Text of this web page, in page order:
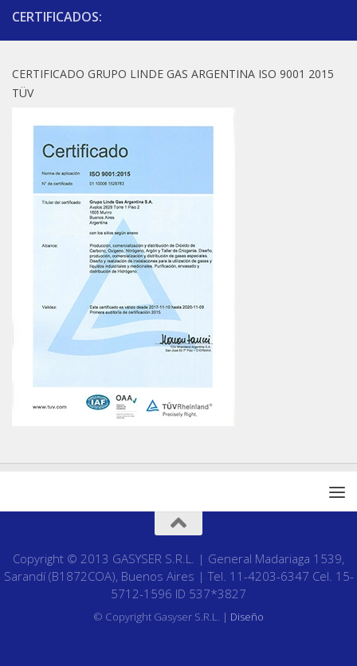
CERTIFICADOS:
CERTIFICADO GRUPO LINDE GAS ARGENTINA ISO 9001 2015
TÜV
Copyright © 2013 GASYSER S.R.L. | General Madariaga 1539,
Sarandí (B1872COA), Buenos Aires | Tel. 11-4203-6347 Cel. 15-
5712-1596 ID 537*3827
© Copyright Gasyser S.R.L. | Diseño